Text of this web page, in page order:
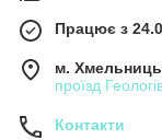
Працює з
м.
проїзд
Контакти